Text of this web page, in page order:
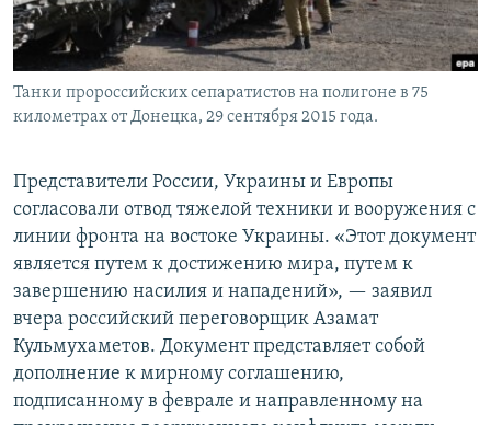
Танки пророссийских сепаратистов на полигоне в 75
километрах от Донецка, 29 сентября 2015 года.
Представители России, Украины и Европы
согласовали отвод тяжелой техники и вооружения с
линии фронта на востоке Украины. «Этот документ
является путем к достижению мира, путем к
завершению насилия и нападений», — заявил
вчера российский переговорщик Азамат
Кульмухаметов. Документ представляет собой
дополнение к мирному соглашению,
подписанному в феврале и направленному на